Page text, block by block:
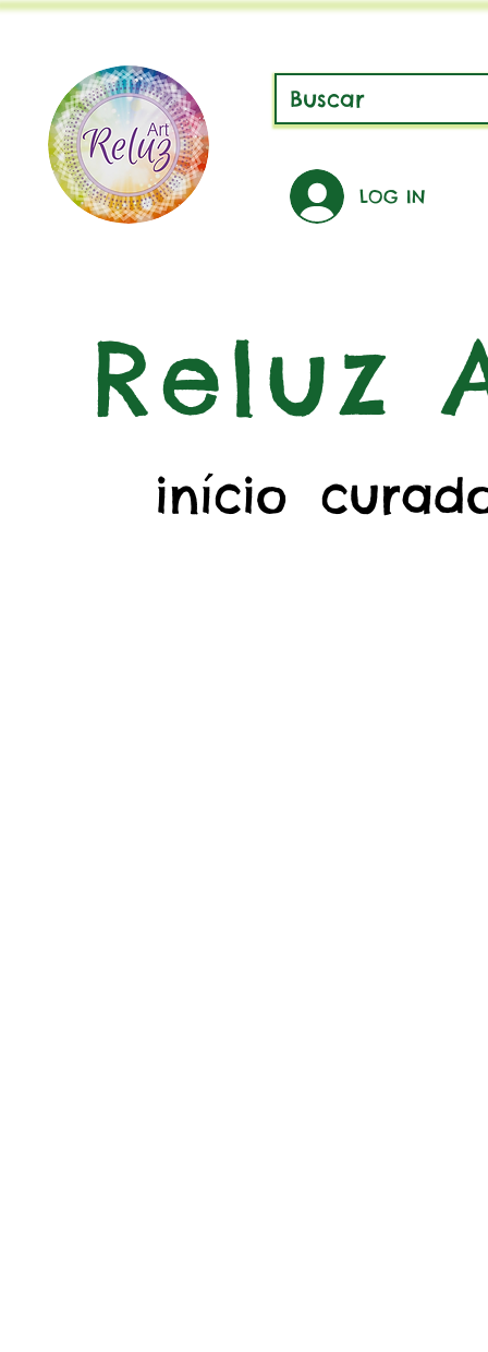
LOG IN
Reluz
início